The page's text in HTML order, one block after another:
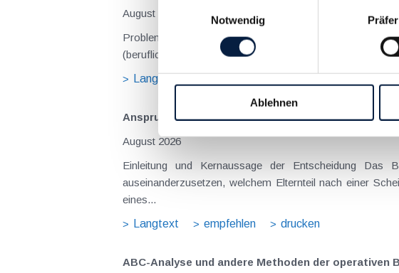
Notwendig
Ablehnen
August 2026
Problemstellung und rechtlicher Hintergrund Tagesgelder sollen Verpflegungsmehraufwendungen ausgleichen, welche im Zuge von Dienstreisen
(beruflich bedingten Reisen) durch die Unkenntnis über
Langtext
Anspruch auf Familienbeihilfe bei geschiedenen
August 2026
Einleitung und Kernaussage der Entscheidung Das Bundesfinanzgericht (GZ RV/7103366/2025 vom 10.02.2026) hatte sich mit der Frage
auseinanderzusetzen, welchem Elternteil nach einer
eines...
Langtext
empfehlen drucken
ABC-Analyse und andere Methoden der operativen